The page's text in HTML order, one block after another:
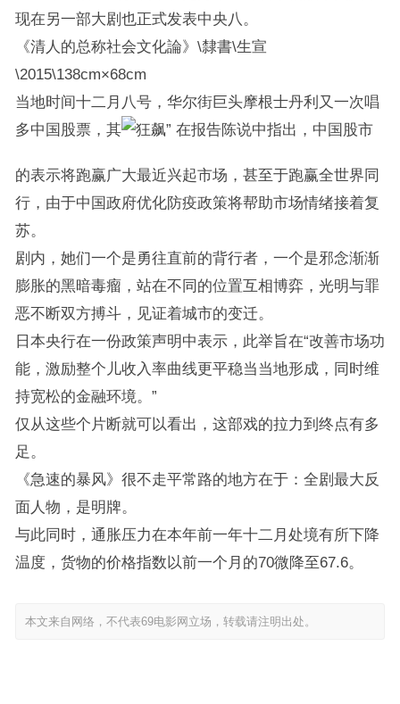
现在另一部大剧也正式发表中央八。
《清人的总称社会文化論》\隸書\生宣
\2015\138cm×68cm
当地时间十二月八号，华尔街巨头摩根士丹利又一次唱
多中国股票，其
在报告陈说中指出，中国股市
的表示将跑赢广大最近兴起市场，甚至于跑赢全世界同
行，由于中国政府优化防疫政策将帮助市场情绪接着复
苏。
剧内，她们一个是勇往直前的背行者，一个是邪念渐渐
膨胀的黑暗毒瘤，站在不同的位置互相博弈，光明与罪
恶不断双方搏斗，见证着城市的变迁。
日本央行在一份政策声明中表示，此举旨在“改善市场功
能，激励整个儿收入率曲线更平稳当当地形成，同时维
持宽松的金融环境。”
仅从这些个片断就可以看出，这部戏的拉力到终点有多
足。
《急速的暴风》很不走平常路的地方在于：全剧最大反
面人物，是明牌。
与此同时，通胀压力在本年前一年十二月处境有所下降
温度，货物的价格指数以前一个月的70微降至67.6。
本文来自网络，不代表69电影网立场，转载请注明出处。